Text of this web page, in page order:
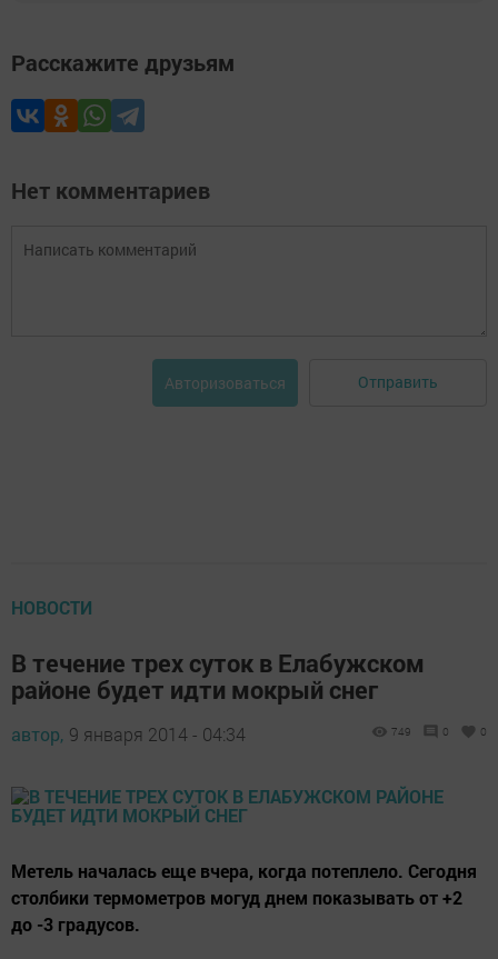
Расскажите друзьям
Нет комментариев
Авторизоваться Отправить
НОВОСТИ
В течение трех суток в Елабужском
районе будет идти мокрый снег
автор, 9 января 2014 - 04:34 749 0 0
Метель началась еще вчера, когда потеплело. Сегодня
столбики термометров могуд днем показывать от +2
до -3 градусов.